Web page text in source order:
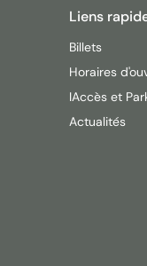
Liens
Billets
Horaires
IAccès et
Actualités